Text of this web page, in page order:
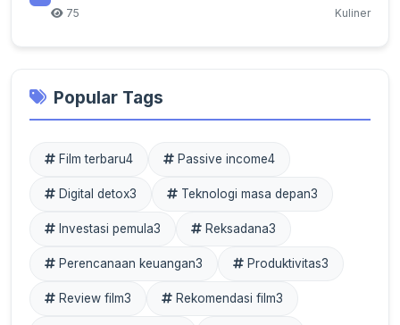
75
Kuliner
Popular Tags
Film terbaru4 Passive income4
Digital detox3 Teknologi masa depan3
Investasi pemula3 Reksadana3
Perencanaan keuangan3 Produktivitas3
Review film3 Rekomendasi film3